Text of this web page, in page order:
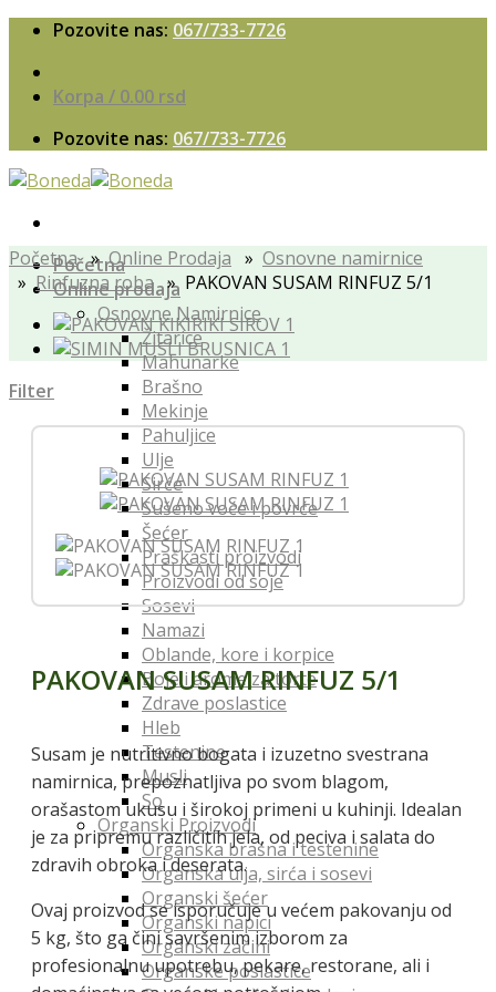
Skip
content
Pozovite nas: 067/733-7726
Korpa / 0.00 rsd
Pozovite nas: 067/733-7726
Početna
Online prodaja
Osnovne Namirnice
Žitarice
Mahunarke
Brašno
Mekinje
Pahuljice
Ulje
Sirće
Sušeno voće i povrće
Šećer
Praškasti proizvodi
Proizvodi od soje
Sosevi
Namazi
Oblande, kore i korpice
Boje i arome za torte
Zdrave poslastice
Hleb
Testenine
Musli
So
Organski Proizvodi
Organska brašna i testenine
Organska ulja, sirća i sosevi
Organski šećer
Organski napici
Organski začini
Organske poslastice
Početna»Online Prodaja » Osnovne namirnice
»Rinfuzna roba» PAKOVAN SUSAM RINFUZ 5/1
Filter
PAKOVAN SUSAM RINFUZ 5/1
Susam je nutritivno bogata i izuzetno svestrana
namirnica, prepoznatljiva po svom blagom,
orašastom ukusu i širokoj primeni u kuhinji. Idealan
je za pripremu različitih jela, od peciva i salata do
zdravih obroka i deserata.
Ovaj proizvod se isporučuje u većem pakovanju od
5 kg, što ga čini savršenim izborom za
profesionalnu upotrebu, pekare, restorane, ali i